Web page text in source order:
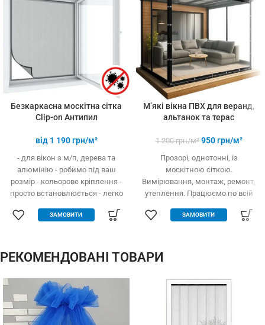
3-х і більше
Безкаркасна москітна сітка
Clip-on Антипил
від 1 190грн/м²
- для вікон з м/п, дерева та
алюмінію - робимо під ваш
розмір - кольорове кріплення -
просто встановлюється - легко
дешевше аналогів за явних
які форми та розміри:
трикутник, трапеція - проста в
потрібний)
ЗАМОВИТИ
М’які вікна ПВХ для веранд,
альтанок та терас
1 200грн/м² 950грн/м²
Прозорі, однотонні, із
москітною сіткою.
Вимірювання, монтаж, ремонт,
утеплення. Працюємо по всій
ЗАМОВИТИ
РЕКОМЕНДОВАНІ ТОВАРИ